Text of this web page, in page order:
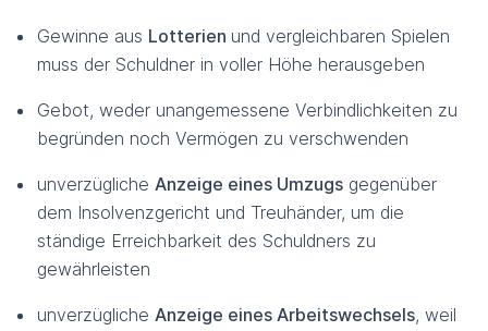
Gewinne aus Lotterien und vergleichbaren Spielen
muss der Schuldner in voller Höhe herausgeben
Gebot, weder unangemessene Verbindlichkeiten zu
begründen noch Vermögen zu verschwenden
unverzügliche Anzeige eines Umzugs gegenüber
dem Insolvenzgericht und Treuhänder, um die
ständige Erreichbarkeit des Schuldners zu
gewährleisten
unverzügliche Anzeige eines Arbeitswechsels, weil